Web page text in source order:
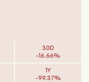
30D
-16.66%
1Y
-99.37%